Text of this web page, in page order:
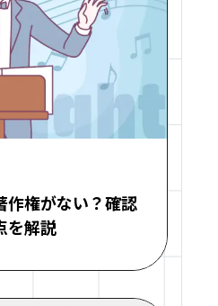
作権がない？確認
を解説